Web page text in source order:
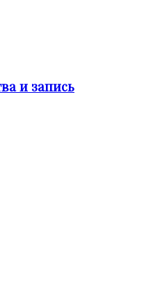
и запись